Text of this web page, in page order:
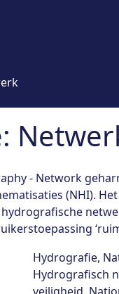
- Network
(NHI).
Hydrografie,
Hydrografisch